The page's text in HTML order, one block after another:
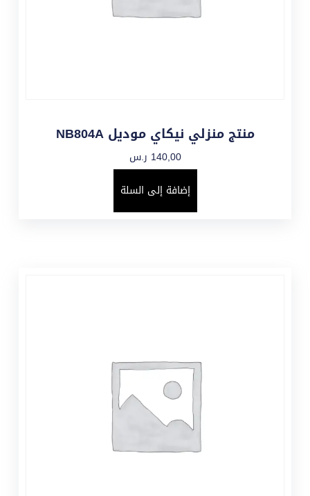
منتج منزلي نيكاي موديل NB804A
140,00 ر.س
إضافة إلى السلة